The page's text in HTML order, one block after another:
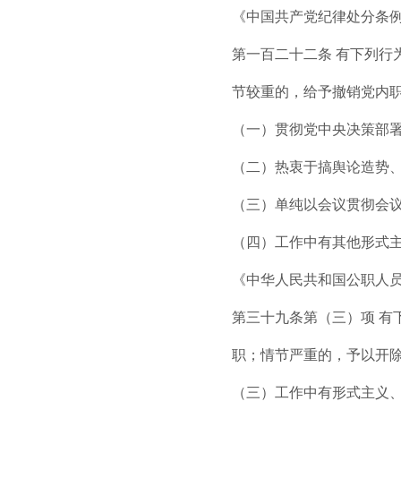
《中国共产党纪律处分条
第一百二十二条 有下列行
节较重的，给予撤销党内
（一）贯彻党中央决策部
（二）热衷于搞舆论造势
（三）单纯以会议贯彻会
（四）工作中有其他形式
《中华人民共和国公职人
第三十九条第（三）项 有
职；情节严重的，予以开
（三）工作中有形式主义